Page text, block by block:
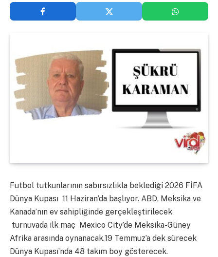
Futbol tutkunlarının sabırsızlıkla beklediği 2026 FİFA
Dünya Kupası 11 Haziran’da başlıyor. ABD, Meksika ve
Kanada’nın ev sahipliğinde gerçekleştirilecek
turnuvada ilk maç Mexico City’de Meksika-Güney
Afrika arasında oynanacak.19 Temmuz’a dek sürecek
Dünya Kupası’nda 48 takım boy gösterecek.